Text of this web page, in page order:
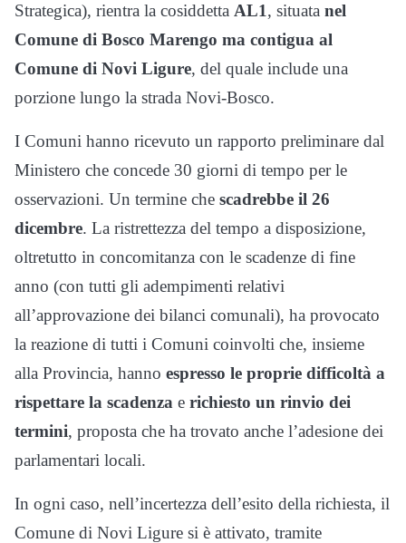
Strategica), rientra la cosiddetta AL1, situata nel
Comune di Bosco Marengo ma contigua al
Comune di Novi Ligure, del quale include una
porzione lungo la strada Novi-Bosco.
I Comuni hanno ricevuto un rapporto preliminare dal
Ministero che concede 30 giorni di tempo per le
osservazioni. Un termine che scadrebbe il 26
dicembre. La ristrettezza del tempo a disposizione,
oltretutto in concomitanza con le scadenze di fine
anno (con tutti gli adempimenti relativi
all’approvazione dei bilanci comunali), ha provocato
la reazione di tutti i Comuni coinvolti che, insieme
alla Provincia, hanno espresso le proprie difficoltà a
rispettare la scadenza e richiesto un rinvio dei
termini, proposta che ha trovato anche l’adesione dei
parlamentari locali.
In ogni caso, nell’incertezza dell’esito della richiesta, il
Comune di Novi Ligure si è attivato, tramite